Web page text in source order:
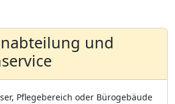
und
Pflegebereich oder Bürogebäude